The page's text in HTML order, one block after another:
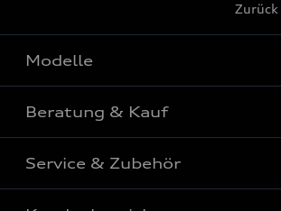
Zurück
Modelle
Alle Modelle
Modelle vergleichen
Elektromodelle
Beratung & Kauf
Aktuelle Angebote
Konfigurator
Service & Zubehör